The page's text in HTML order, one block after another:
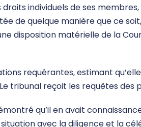
individuels de ses
de quelque manière que ce
disposition matérielle de la
requérantes, estimant
tribunal reçoit les requêtes des
qu’il en avait
avec la diligence et la